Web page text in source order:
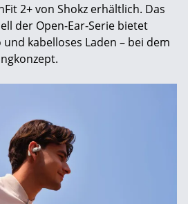
2+ von Shokz erhältlich. Das
der Open-Ear-Serie bietet
kabelloses Laden – bei dem